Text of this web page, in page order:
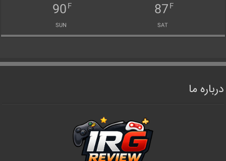
87F
SAT
90F
SUN
درباره ما